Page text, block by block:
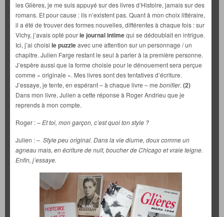
les Glières, je me suis appuyé sur des livres d’Histoire, jamais sur des
romans. Et pour cause : ils n’existent pas. Quant à mon choix littéraire,
il a été de trouver des formes nouvelles, différentes à chaque fois : sur
Vichy, j’avais opté pourle journal intimequi se dédoublait en intrigue.
Ici, j’ai choisi lepuzzleavec une attention sur un personnage / un
chapitre. Julien Farge restant le seul à parler à la première personne.
J’espère aussi que la forme choisie pour le dénouement sera perçue
comme « originale ». Mes livres sont des tentatives d’écriture.
J’essaye, je tente, en espérant – à chaque livre – me bonifier. (2)
Dans mon livre, Julien a cette réponse à Roger Andrieu que je
reprends à mon compte.
Roger :– Et toi, mon garçon, c’est quoi ton style ?
Julien :– Style peu original. Dans la vie diurne, doux comme un
agneau mais, en écriture de nuit, boucher de Chicago et vraie teigne.
Enfin, j’essaye.